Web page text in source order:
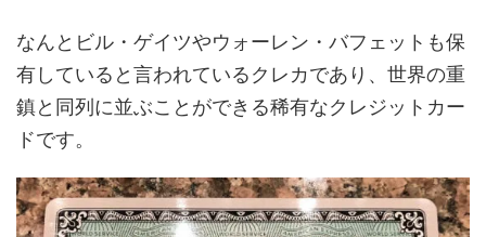
なんとビル・ゲイツやウォーレン・バフェットも保
有していると言われているクレカであり、世界の重
鎮と同列に並ぶことができる稀有なクレジットカー
ドです。